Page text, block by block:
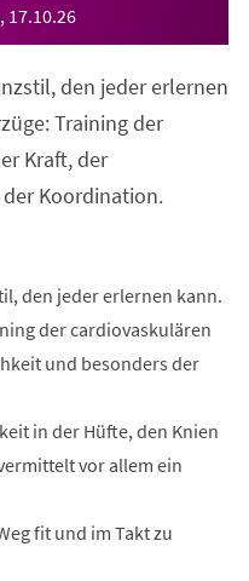
, 17.10.26
den jeder erlernen
Training der
Kraft, der
Koordination.
den jeder erlernen kann.
der cardiovaskulären
und besonders der
in der Hüfte, den Knien
vor allem ein
fit und im Takt zu